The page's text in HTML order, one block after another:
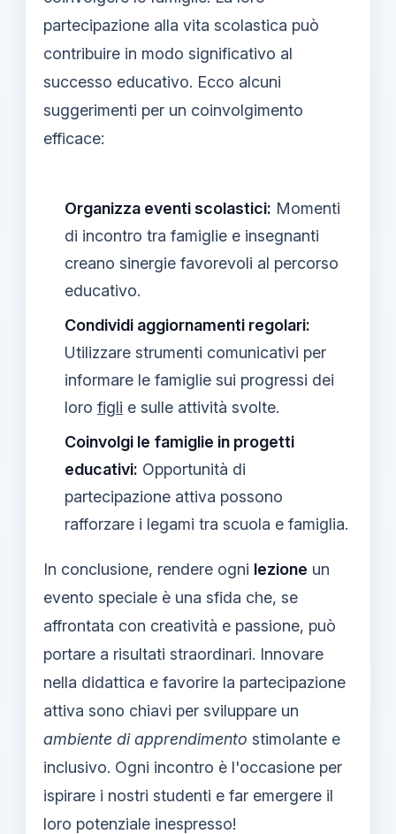
partecipazione alla vita scolastica può
contribuire in modo significativo al
successo educativo. Ecco alcuni
suggerimenti per un coinvolgimento
efficace:
Organizza eventi scolastici: Momenti
di incontro tra famiglie e insegnanti
creano sinergie favorevoli al percorso
educativo.
Condividi aggiornamenti regolari:
Utilizzare strumenti comunicativi per
informare le famiglie sui progressi dei
loro figli e sulle attività svolte.
Coinvolgi le famiglie in progetti
educativi: Opportunità di
partecipazione attiva possono
rafforzare i legami tra scuola e famiglia.
In conclusione, rendere ogni lezione un
evento speciale è una sfida che, se
affrontata con creatività e passione, può
portare a risultati straordinari. Innovare
nella didattica e favorire la partecipazione
attiva sono chiavi per sviluppare un
ambiente di apprendimento stimolante e
inclusivo. Ogni incontro è l'occasione per
ispirare i nostri studenti e far emergere il
loro potenziale inespresso!